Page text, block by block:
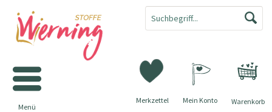
Warenkorb
Merkzettel Mein Konto
Menü